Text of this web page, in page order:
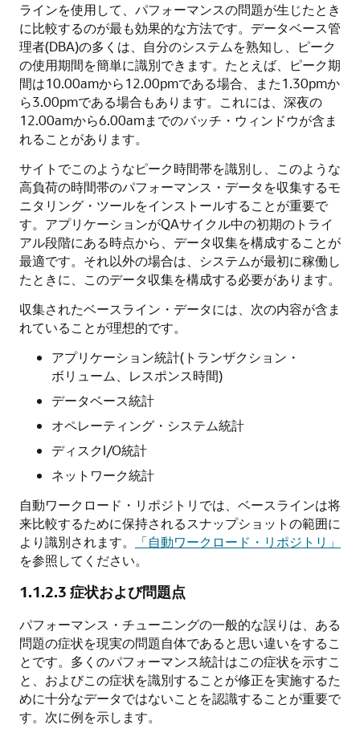
ラインを使用して、パフォーマンスの問題が生じたとき
に比較するのが最も効果的な方法です。データベース管
理者(DBA)の多くは、自分のシステムを熟知し、ピーク
の使用期間を簡単に識別できます。たとえば、ピーク期
間は10.00amから12.00pmである場合、また1.30pmか
ら3.00pmである場合もあります。これには、深夜の
12.00amから6.00amまでのバッチ・ウィンドウが含ま
れることがあります。
サイトでこのようなピーク時間帯を識別し、このような
高負荷の時間帯のパフォーマンス・データを収集するモ
ニタリング・ツールをインストールすることが重要で
す。アプリケーションがQAサイクル中の初期のトライ
アル段階にある時点から、データ収集を構成することが
最適です。それ以外の場合は、システムが最初に稼働し
たときに、このデータ収集を構成する必要があります。
収集されたベースライン・データには、次の内容が含ま
れていることが理想的です。
アプリケーション統計(トランザクション・
ボリューム、レスポンス時間)
データベース統計
オペレーティング・システム統計
ディスクI/O統計
ネットワーク統計
自動ワークロード・リポジトリでは、ベースラインは将
来比較するために保持されるスナップショットの範囲に
より識別されます。
「自動ワークロード・リポジトリ」
を参照してください。
1.1.2.3 症状および問題点
パフォーマンス・チューニングの一般的な誤りは、ある
問題の症状を現実の問題自体であると思い違いをするこ
とです。多くのパフォーマンス統計はこの症状を示すこ
と、およびこの症状を識別することが修正を実施するた
めに十分なデータではないことを認識することが重要で
す。次に例を示します。